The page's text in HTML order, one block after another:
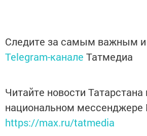
Следите за самым важным
Telegram-канале Татмедиа
Читайте новости Татарстана
национальном мессенджере
https://max.ru/tatmedia